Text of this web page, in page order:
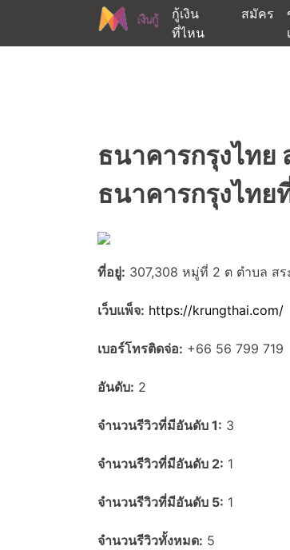
content
กู้เงิน
ที่ไหน
สมัคร
ธนาคารกรุงไทย
ธนาคารกรุงไทย
ที่อยู่: 307,308 หมู่ที่ 2 ต ตำบล สร
เว็บแพ็จ: https://krungthai.com/
เบอร์โทรติดจ่อ: +66 56 799 719
อันดับ: 2
จำนวนรีวิวที่มีอันดับ 1: 3
จำนวนรีวิวที่มีอันดับ 2: 1
จำนวนรีวิวที่มีอันดับ 5: 1
จำนวนรีวิวทั้งหมด: 5